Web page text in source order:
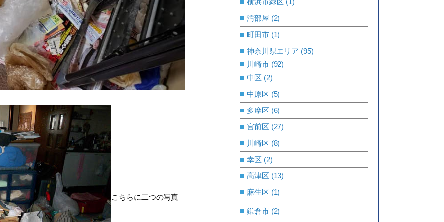
こちらに二つの写真
横浜市緑区 (1)
汚部屋 (2)
町田市 (1)
神奈川県エリア (95)
川崎市 (92)
中区 (2)
中原区 (5)
多摩区 (6)
宮前区 (27)
川崎区 (8)
幸区 (2)
高津区 (13)
麻生区 (1)
鎌倉市 (2)